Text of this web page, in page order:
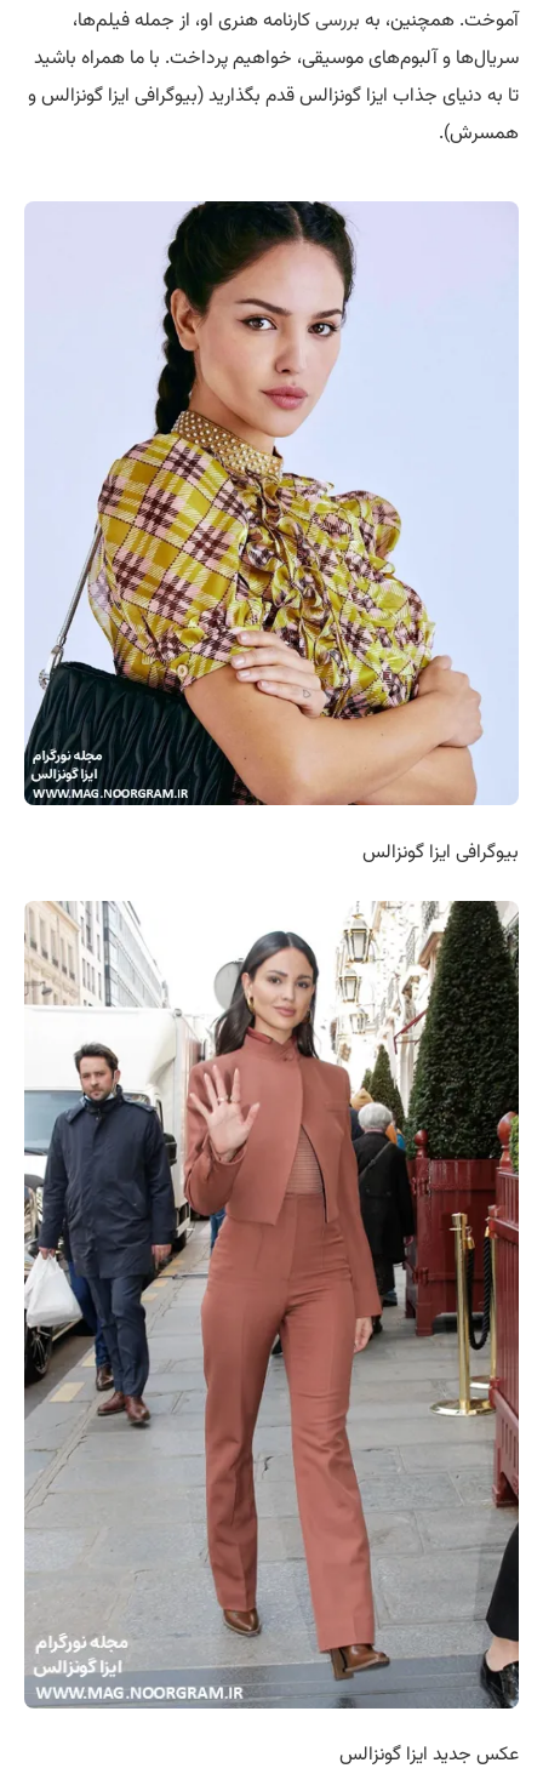
آموخت. همچنین، به بررسیکارنامه هنری او، از جمله فیلم‌ها،
سریال‌ها و آلبوم‌های موسیقی، خواهیم پرداخت. با ما همراه باشید
تا به دنیای جذاب ایزا گونزالس قدم بگذارید (بیوگرافی ایزا گونزالس و
همسرش).
بیوگرافی ایزا گونزالس
عکس جدید ایزا گونزالس